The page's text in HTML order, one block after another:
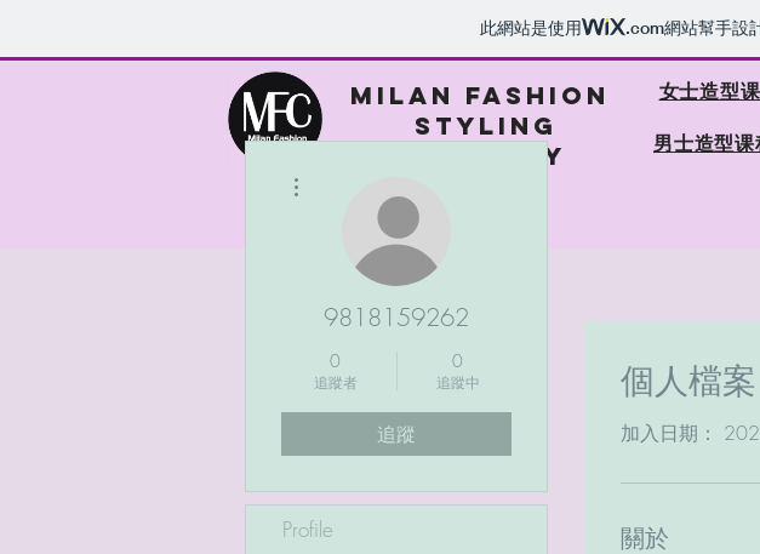
此網站是使用 .com網站幫手設
MILAN FASHION
STYLING
ACADEMY
女士造型
男士造型课
個人檔案
加入日期：
關於
9818159262
0
追蹤者
0
追蹤中
追蹤
Profile